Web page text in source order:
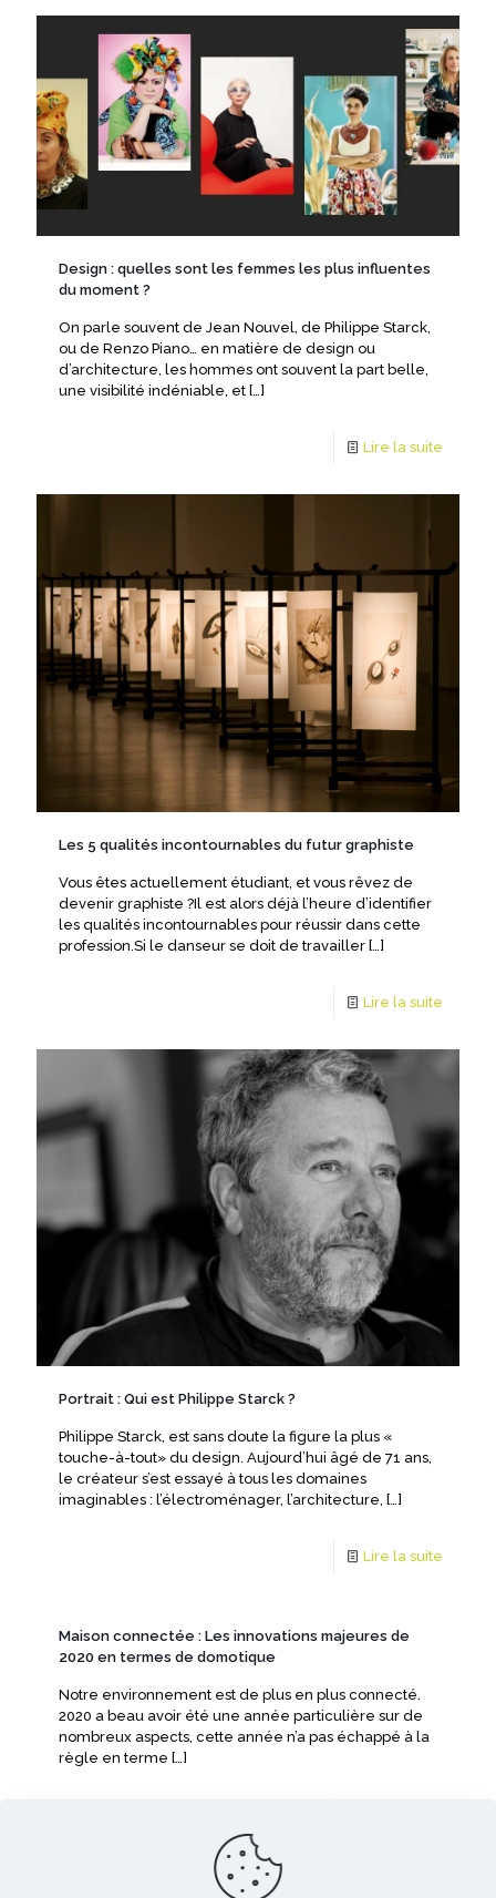
Design : quelles sont les femmes les plus influentes
du moment ?
On parle souvent de Jean Nouvel, de Philippe Starck,
ou de Renzo Piano… en matière de design ou
d’architecture, les hommes ont souvent la part belle,
une visibilité indéniable, et […]
Lire la suite
Les 5 qualités incontournables du futur graphiste
Vous êtes actuellement étudiant, et vous rêvez de
devenir graphiste ?Il est alors déjà l’heure d’identifier
les qualités incontournables pour réussir dans cette
profession.Si le danseur se doit de travailler […]
Lire la suite
Portrait : Qui est Philippe Starck ?
Philippe Starck, est sans doute la figure la plus «
touche-à-tout» du design. Aujourd’hui âgé de 71 ans,
le créateur s’est essayé à tous les domaines
imaginables : l’électroménager, l’architecture, […]
Lire la suite
Maison connectée : Les innovations majeures de
2020 en termes de domotique
Notre environnement est de plus en plus connecté.
2020 a beau avoir été une année particulière sur de
nombreux aspects, cette année n’a pas échappé à la
règle en terme […]